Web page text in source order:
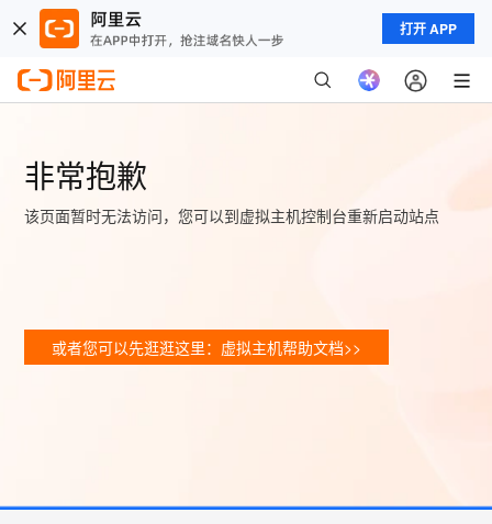
打开 APP
非常抱歉
该页面暂时无法访问，您可以到虚拟主机控制台重新启动站点
或者您可以先逛逛这里：虚拟主机帮助文档>>